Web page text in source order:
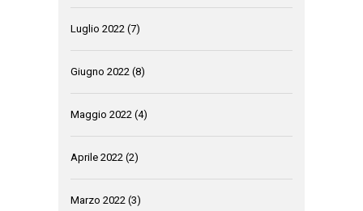
Luglio 2022 (7)
Giugno 2022 (8)
Maggio 2022 (4)
Aprile 2022 (2)
Marzo 2022 (3)